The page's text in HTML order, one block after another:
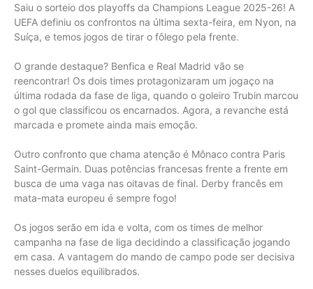
Saiu o sorteio dos playoffs da Champions League 2025-26! A
UEFA definiu os confrontos na última sexta-feira, em Nyon, na
Suíça, e temos jogos de tirar o fôlego pela frente.
O grande destaque? Benfica e Real Madrid vão se
reencontrar! Os dois times protagonizaram um jogaço na
última rodada da fase de liga, quando o goleiro Trubin marcou
o gol que classificou os encarnados. Agora, a revanche está
marcada e promete ainda mais emoção.
Outro confronto que chama atenção é Mônaco contra Paris
Saint-Germain. Duas potências francesas frente a frente em
busca de uma vaga nas oitavas de final. Derby francês em
mata-mata europeu é sempre fogo!
Os jogos serão em ida e volta, com os times de melhor
campanha na fase de liga decidindo a classificação jogando
em casa. A vantagem do mando de campo pode ser decisiva
nesses duelos equilibrados.